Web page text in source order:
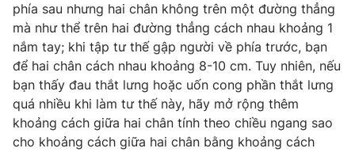
Ðiện thoại Thời báo VTV:024.66 897 897
Email:toasoan@vtv.vn
Liên hệ quảng cáo:
024-7300.7108
phía sau nhưng hai chân không trên một đường thẳng
mà như thể trên hai đường thẳng cách nhau khoảng 1
nắm tay; khi tập tư thế gập người về phía trước, bạn
để hai chân cách nhau khoảng 8-10 cm. Tuy nhiên, nếu
bạn thấy đau thắt lưng hoặc uốn cong phần thắt lưng
quá nhiều khi làm tư thế này, hãy mở rộng thêm
khoảng cách giữa hai chân tính theo chiều ngang sao
cho khoảng cách giữa hai chân bằng khoảng cách